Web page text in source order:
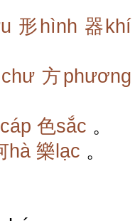
形hình 器khí
方phương
色sắc 。
hà 樂lạc 。